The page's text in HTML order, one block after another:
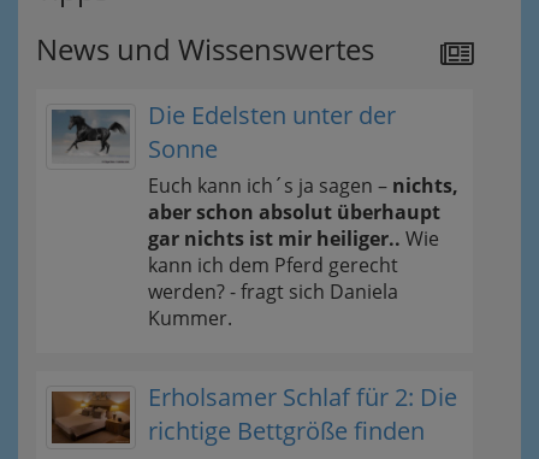
News und Wissenswertes
Die Edelsten unter der
Sonne
Euch kann ich´s ja sagen – nichts,
aber schon absolut überhaupt
gar nichts ist mir heiliger.. Wie
kann ich dem Pferd gerecht
werden? - fragt sich Daniela
Kummer.
Erholsamer Schlaf für 2: Die
richtige Bettgröße finden